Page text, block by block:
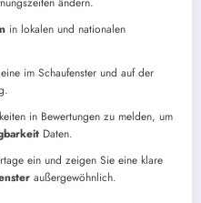
in lokalen und nationalen
im Schaufenster und auf der
in Bewertungen zu melden, um
Daten.
ein und zeigen Sie eine klare
außergewöhnlich.